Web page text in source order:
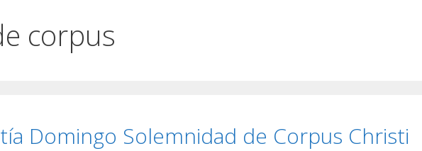
corpus
Domingo Solemnidad de Corpus Christi